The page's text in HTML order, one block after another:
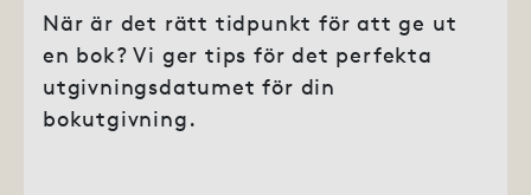
När är det rätt tidpunkt för att ge ut
en bok? Vi ger tips för det perfekta
utgivningsdatumet för din
bokutgivning.